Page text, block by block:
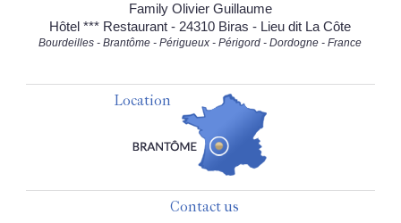
Family Olivier Guillaume
Hôtel *** Restaurant - 24310 Biras - Lieu dit La Côte
Bourdeilles - Brantôme - Périgueux - Périgord - Dordogne - France
Location
Contact us